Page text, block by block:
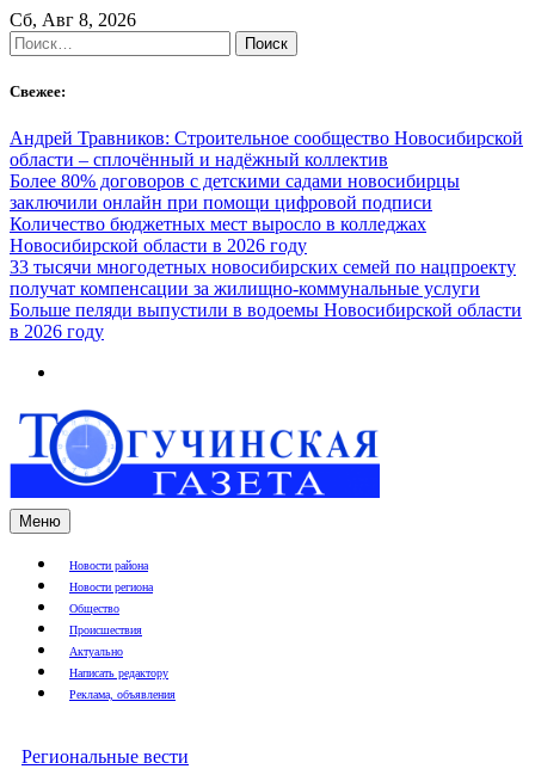
Skip
to
content
Сб, Авг 8, 2026
Найти:
Свежее:
Андрей Травников: Строительное сообщество Новосибирской
области – сплочённый и надёжный коллектив
Более 80% договоров с детскими садами новосибирцы
заключили онлайн при помощи цифровой подписи
Количество бюджетных мест выросло в колледжах
Новосибирской области в 2026 году
33 тысячи многодетных новосибирских семей по нацпроекту
получат компенсации за жилищно-коммунальные услуги
Больше пеляди выпустили в водоемы Новосибирской области
в 2026 году
Меню
Новости района
Новости региона
Общество
Происшествия
Актуально
Написать редактору
Реклама, объявления
Региональные вести